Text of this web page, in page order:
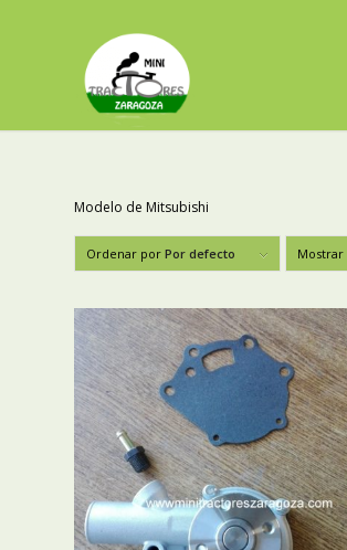
Modelo de Mitsubishi
Ordenar por Por defecto Mostrar